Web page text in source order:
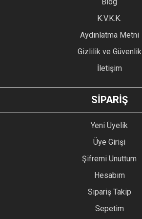
Ürün bilgilerinde hatalar bulunuyor.
Ürün fiyatı diğer sitelerden daha pahalı.
GÖNDER
K.V.K.K.
Aydınlatma Metni
Gizlilik ve Güvenlik
İletişim
SİPARİŞ
Yeni Üyelik
Üye Girişi
Şifremi Unuttum
Hesabım
Sipariş Takip
Sepetim